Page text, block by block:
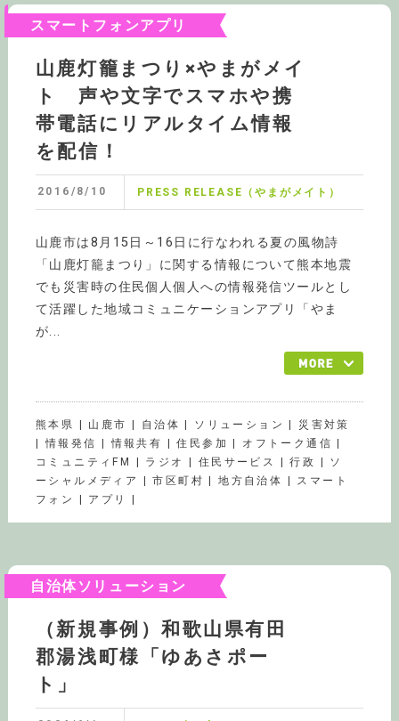
スマートフォンアプリ
山鹿灯籠まつり×やまがメイ
ト 声や文字でスマホや携
帯電話にリアルタイム情報
を配信！
2016/8/10 PRESS RELEASE（やまがメイト）
山鹿市は8月15日～16日に行なわれる夏の風物詩
「山鹿灯籠まつり」に関する情報について熊本地震
でも災害時の住民個人個人への情報発信ツールとし
て活躍した地域コミュニケーションアプリ「やま
が...
熊本県 | 山鹿市 | 自治体 | ソリューション | 災害対策
| 情報発信 | 情報共有 | 住民参加 | オフトーク通信 |
コミュニティFM | ラジオ | 住民サービス | 行政 | ソ
ーシャルメディア | 市区町村 | 地方自治体 | スマート
フォン | アプリ |
自治体ソリューション
（新規事例）和歌山県有田
郡湯浅町様「ゆあさポー
ト」